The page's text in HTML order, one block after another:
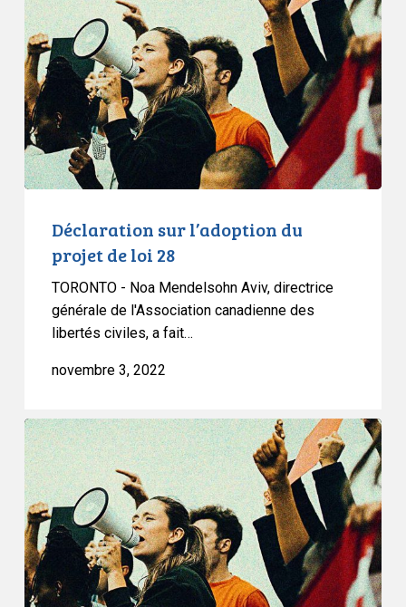
l’adoption
du
projet
de
loi
28
Déclaration sur l’adoption du
projet de loi 28
TORONTO - Noa Mendelsohn Aviv, directrice
générale de l'Association canadienne des
libertés civiles, a fait…
novembre 3, 2022
Conférence
de
presse
de
l’Association
canadienne
des
libertés